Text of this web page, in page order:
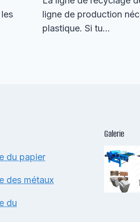
ligne de production
plastique. Si tu…
du papier
des métaux
du
Galerie